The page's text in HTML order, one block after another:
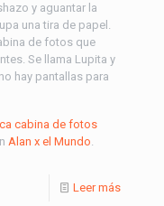
y aguantar la
una tira de papel.
de fotos que
Se llama Lupita y
hay pantallas para
cabina de fotos
Alan x el Mundo.
Leer más